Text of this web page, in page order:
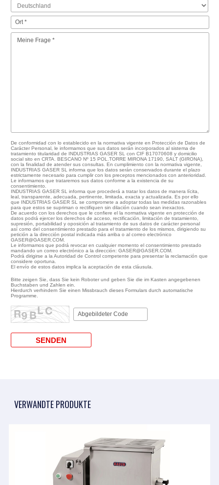
De conformidad con lo establecido en la normativa vigente en Protección de Datos de
Carácter Personal, le informamos que sus datos serán incorporados al sistema de
tratamiento titularidad de INDUSTRIAS GASER SL con CIF B17070608 y domicilio
social sito en CRTA. BESCANO Nº 15 POL.TORRE MIRONA 17190, SALT (GIRONA),
con la finalidad de atender sus consultas. En cumplimiento con la normativa vigente,
INDUSTRIAS GASER SL informa que los datos serán conservados durante el plazo
estrictamente necesario para cumplir con los preceptos mencionados con anterioridad.
Le informamos que trataremos sus datos conforme a la existencia de su
consentimiento.
INDUSTRIAS GASER SL informa que procederá a tratar los datos de manera lícita,
leal, transparente, adecuada, pertinente, limitada, exacta y actualizada. Es por ello
que INDUSTRIAS GASER SL se compromete a adoptar todas las medidas razonables
para que estos se supriman o rectifiquen sin dilación cuando sean inexactos.
De acuerdo con los derechos que le confiere el la normativa vigente en protección de
datos podrá ejercer los derechos de acceso, rectificación, limitación de tratamiento,
supresión, portabilidad y oposición al tratamiento de sus datos de carácter personal
así como del consentimiento prestado para el tratamiento de los mismos, dirigiendo su
petición a la dirección postal indicada más arriba o al correo electrónico
GASER@GASER.COM.
Le informamos que podrá revocar en cualquier momento el consentimiento prestado
mandando un correo electrónico a la dirección: GASER@GASER.COM.
Podrá dirigirse a la Autoridad de Control competente para presentar la reclamación que
considere oportuna.
El envío de estos datos implica la aceptación de esta cláusula.
Bitte zeigen Sie, dass Sie kein Roboter und geben Sie die im Kasten angegebenen
Buchstaben und Zahlen ein.
Hierdurch verhindern Sie einen Missbrauch dieses Formulars durch automatische
Programme.
VERWANDTE PRODUKTE